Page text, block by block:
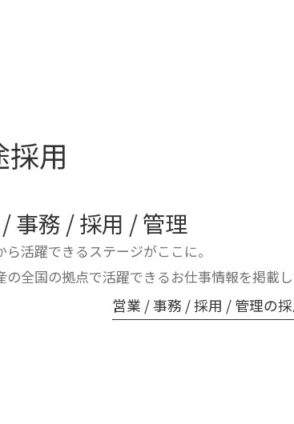
採用
事務 / 採用 / 管理
ら活躍できるステージがここに。
の全国の拠点で活躍できるお仕事情報を掲載し
営業 / 事務 / 採用 / 管理の